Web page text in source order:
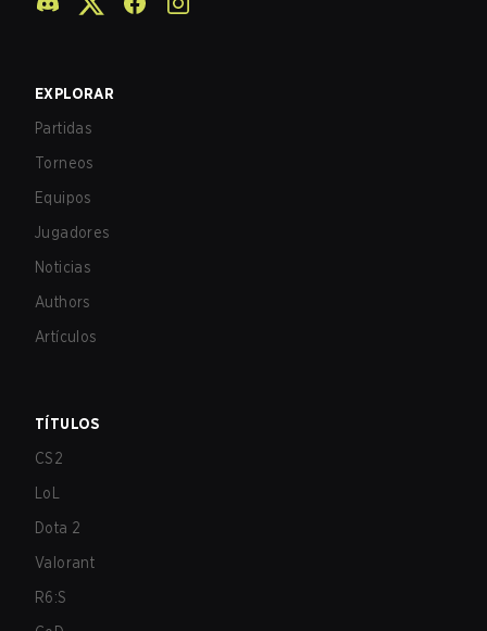
EXPLORAR
Partidas
Torneos
Equipos
Jugadores
Noticias
Authors
Artículos
TÍTULOS
CS2
LoL
Dota 2
Valorant
R6:S